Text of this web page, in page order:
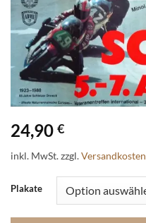
24,90 €
inkl. MwSt.zzgl.Versandkosten
Plakate